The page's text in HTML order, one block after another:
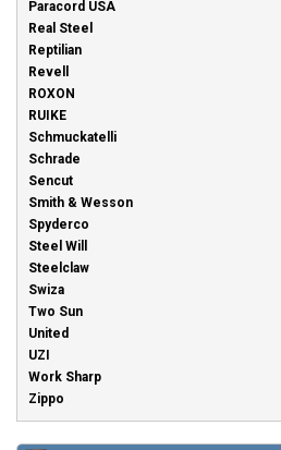
Paracord USA
Real Steel
Reptilian
Revell
ROXON
RUIKE
Schmuckatelli
Schrade
Sencut
Smith & Wesson
Spyderco
Steel Will
Steelclaw
Swiza
Two Sun
United
UZI
Work Sharp
Zippo